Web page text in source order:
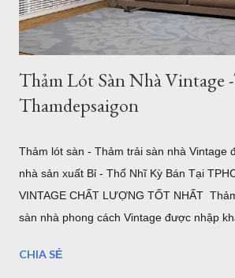
Khổ Lớn – "Cân" Mọi Không Gian Phò...
Thảm Lót Sàn Nhà Vintage
Thamdepsaigon
Thảm lót sàn - Thảm trải sàn nhà Vintage
nhà sản xuất Bỉ - Thổ Nhĩ Kỳ Bán Tại
VINTAGE CHẤT LƯỢNG TỐT NHẤT
sàn nhà phong cách Vintage được nhập
chúng tôi là cung cấp những tâm thảm
CHIA SẺ